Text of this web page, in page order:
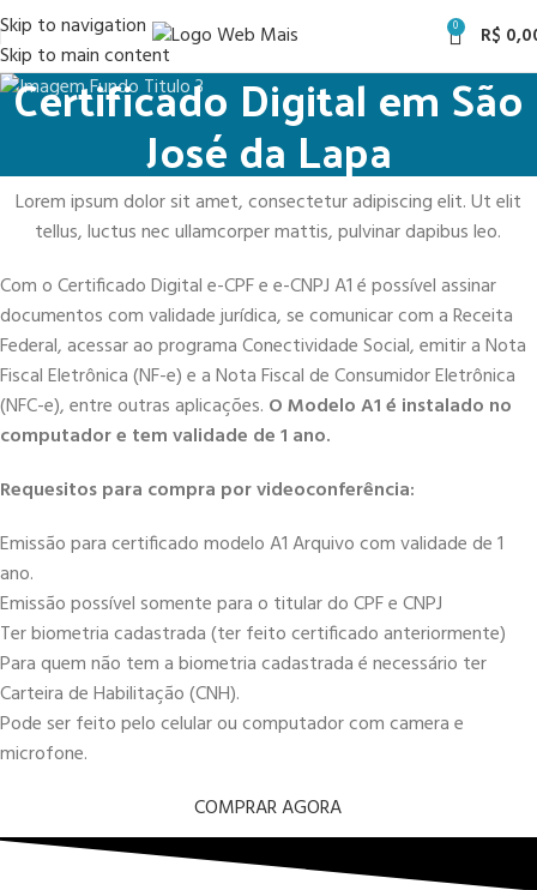
Skip to navigation
Skip to main content
0 R$
Certificado Digital em São
José da Lapa
Lorem ipsum dolor sit amet, consectetur adipiscing elit. Ut elit
tellus, luctus nec ullamcorper mattis, pulvinar dapibus leo.
Com o Certificado Digital e-CPF e e-CNPJ A1 é possível assinar
documentos com validade jurídica, se comunicar com a Receita
Federal, acessar ao programa Conectividade Social, emitir a Nota
Fiscal Eletrônica (NF-e) e a Nota Fiscal de Consumidor Eletrônica
(NFC-e), entre outras aplicações. O Modelo A1 é instalado no
computador e tem validade de 1 ano.
Requesitos para compra por videoconferência:
Emissão para certificado modelo A1 Arquivo com validade de 1
ano.
Emissão possível somente para o titular do CPF e CNPJ
Ter biometria cadastrada (ter feito certificado anteriormente)
Para quem não tem a biometria cadastrada é necessário ter
Carteira de Habilitação (CNH).
Pode ser feito pelo celular ou computador com camera e
microfone.
COMPRAR AGORA